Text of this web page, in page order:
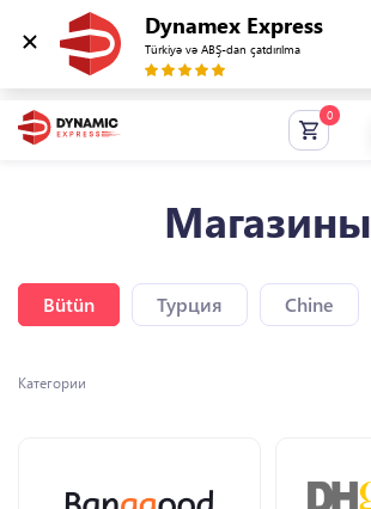
Dynamex Express
Türkiyə və ABŞ-dan çatdırılma
Магазины
Bütün Турция Chine
Категории